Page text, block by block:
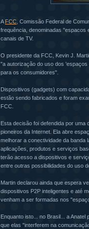
A FCC , Comissão Federal de
frequência, denominadas "espacos
canais de TV.
O presidente da FCC, Kevin J.
"a autorização do uso dos
para os consumidores".
Dispositivos (gadgets) com
estão sendo fabricados e foram
FCC.
Esta decisão foi defendida por
pioneiros da Internet. Ela abre
melhorar a conectividade da banda
aplicações, produtos e serviços
terão acesso a dispositivos e
entre outras possibilidades do uso
Martin declarou ainda que espera
dispositivos P2P inteligentes e até
venham a ser formadas nos
Enquanto isto... no Brasil... a
que elas "interferem na